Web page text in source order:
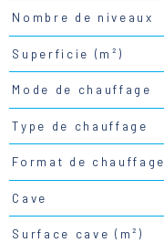
Nombre de niveaux
Superficie (m²)
Mode de chauffage
Type de chauffage
Format de chauffage
Cave
Surface cave (m²)